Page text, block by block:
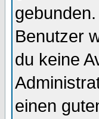
Benutzer
du keine
einen